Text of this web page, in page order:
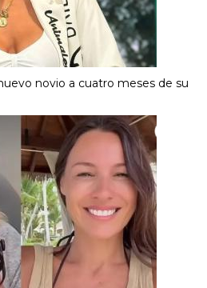
novio a cuatro meses de su